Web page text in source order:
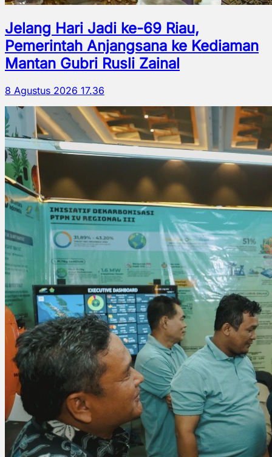
Jelang Hari Jadi ke-69 Riau,
Pemerintah Anjangsana ke Kediaman
Mantan Gubri Rusli Zainal
8 Agustus 2026 17.36